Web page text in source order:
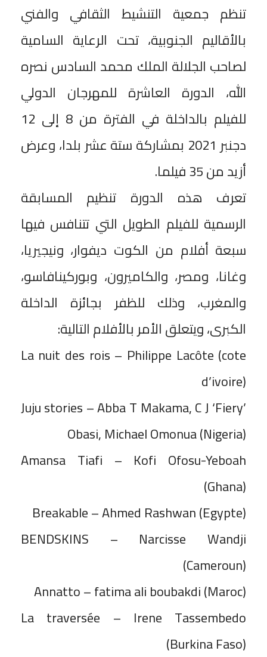
تنظم جمعية التنشيط الثقافي والفني
بالأقاليم الجنوبية، تحت الرعاية السامية
لصاحب الجلالة الملك محمد السادس نصره
الله، الدورة العاشرة للمهرجان الدولي
للفيلم بالداخلة في الفترة من 8 إلى 12
دجنبر 2021 بمشاركة ستة عشر بلدا، وعرض
أزيد من 35 فيلما.
تعرف هذه الدورة تنظيم المسابقة
الرسمية للفيلم الطويل التي تتنافس فيها
سبعة أفلام من الكوت ديفوار، ونيجيريا،
وغانا، ومصر، والكاميرون، وبوركينافاسو،
والمغرب، وذلك للظفر بجائزة الداخلة
الكبرى، ويتعلق الأمر بالأفلام التالية:
La nuit des rois – Philippe Lacôte (cote
d’ivoire)
Juju stories – Abba T Makama, C J ‘Fiery’
Obasi, Michael Omonua (Nigeria)
Amansa Tiafi – Kofi Ofosu-Yeboah
(Ghana)
Breakable – Ahmed Rashwan (Egypte)
BENDSKINS – Narcisse Wandji
(Cameroun)
Annatto – fatima ali boubakdi (Maroc)
La traversée – Irene Tassembedo
(Burkina Faso)